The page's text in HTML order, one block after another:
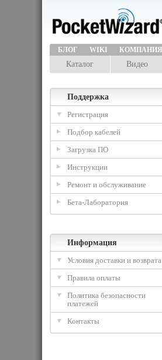
БЛОГ WIKI КОМПАНИЯ
Каталог Видео
Поддержка
Регистрация
Подбор кабелей
Загрузка ПО
Инструкции
Ремонт и обслуживание
Бета-Лаборатория
Информация
Условия доставки и возврата
Правила оплаты
Политика безопасности
платежей
Контакты